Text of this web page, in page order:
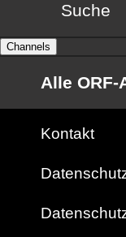
Suche
Channels
Alle ORF-
Kontakt